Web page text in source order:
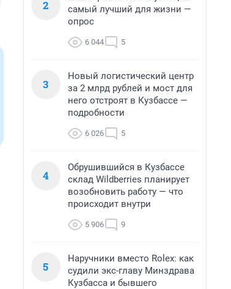
2
самый лучший для жизни —
опрос
6 044 5
3
Новый логистический центр
за 2 млрд рублей и мост для
него отстроят в Кузбассе —
подробности
6 026 5
4
Обрушившийся в Кузбассе
склад Wildberries планирует
возобновить работу — что
происходит внутри
5 906 9
5
Наручники вместо Rolex: как
судили экс-главу Минздрава
Кузбасса и бывшего